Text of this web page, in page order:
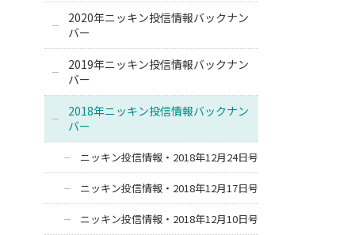
2020年ニッキン投信情報バックナン
バー
2019年ニッキン投信情報バックナン
バー
2018年ニッキン投信情報バックナン
バー
ニッキン投信情報・2018年12月24日号
ニッキン投信情報・2018年12月17日号
ニッキン投信情報・2018年12月10日号